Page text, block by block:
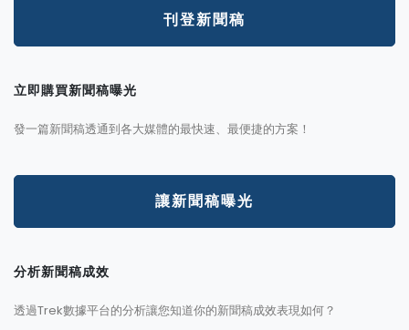
刊登新聞稿
立即購買新聞稿曝光
發一篇新聞稿透通到各大媒體的最快速、最便捷的方案！
讓新聞稿曝光
分析新聞稿成效
透過Trek數據平台的分析讓您知道你的新聞稿成效表現如何？